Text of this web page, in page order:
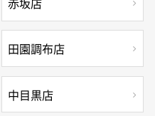
田園調布店
中目黒店